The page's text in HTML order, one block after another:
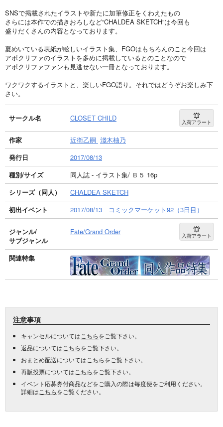
SNSで掲載されたイラストや新たに加筆修正をくわえたもの
さらには本作での描きおろしなど“CHALDEA SKETCH”は今回も
盛りだくさんの内容となっております。
夏めいている表紙が眩しいイラスト集、FGOはもちろんのこと今回は
アポクリファのイラストを多めに掲載しているとのことなので
アポクリファファンも見逃せない一冊となっております。
ワクワクするイラストと、楽しいFGO語り。それではどうぞお楽しみ下
さい。
サークル名 CLOSET CHILD 入荷アラート
作家 近衛乙嗣 淺木柚乃
発行日
2017/08/13
種別/サイズ
同人誌 - イラスト集/ Ｂ５ 16p
シリーズ（同人）
CHALDEA SKETCH
初出イベント
2017/08/13 コミックマーケット92（3日目）
ジャンル/
サブジャンル
Fate/Grand Order 入荷アラート
関連特集
注意事項
キャンセルについては こちらをご覧下さい。
返品については こちらをご覧下さい。
おまとめ配送については こちらをご覧下さい。
再販投票については こちらをご覧下さい。
イベント応募券付商品などをご購入の際は毎度便をご利用ください。
詳細は こちらをご覧ください。